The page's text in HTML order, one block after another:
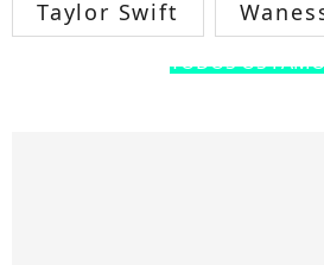
Taylor Swift
TODOS OS